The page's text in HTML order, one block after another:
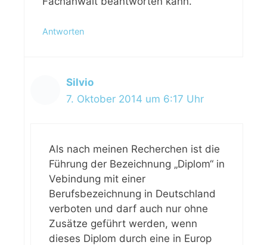
Antworten
Silvio
7. Oktober 2014 um 6:17 Uhr
Als nach meinen Recherchen ist die
Führung der Bezeichnung „Diplom“ in
Vebindung mit einer
Berufsbezeichnung in Deutschland
verboten und darf auch nur ohne
Zusätze geführt werden, wenn
dieses Diplom durch eine in Europ